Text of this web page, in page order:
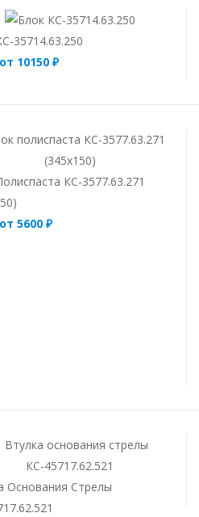
35714.63.250
10150 ₽
КС-3577.63.271
5600 ₽
Основания Стрелы